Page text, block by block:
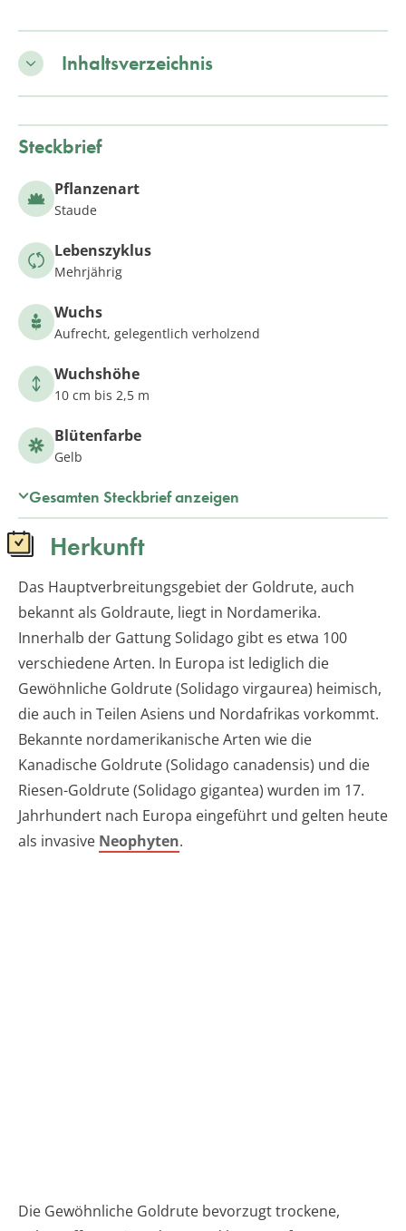
Inhaltsverzeichnis
Steckbrief
Pflanzenart
Staude
Lebenszyklus
Mehrjährig
Wuchs
Aufrecht, gelegentlich verholzend
Wuchshöhe
10 cm bis 2,5 m
Blütenfarbe
Gelb
Gesamten Steckbrief anzeigen
Herkunft
Das Hauptverbreitungsgebiet der Goldrute, auch
bekannt als Goldraute, liegt in Nordamerika.
Innerhalb der Gattung Solidago gibt es etwa 100
verschiedene Arten. In Europa ist lediglich die
Gewöhnliche Goldrute (Solidago virgaurea) heimisch,
die auch in Teilen Asiens und Nordafrikas vorkommt.
Bekannte nordamerikanische Arten wie die
Kanadische Goldrute (Solidago canadensis) und die
Riesen-Goldrute (Solidago gigantea) wurden im 17.
Jahrhundert nach Europa eingeführt und gelten heute
als invasive Neophyten.
Die Gewöhnliche Goldrute bevorzugt trockene,